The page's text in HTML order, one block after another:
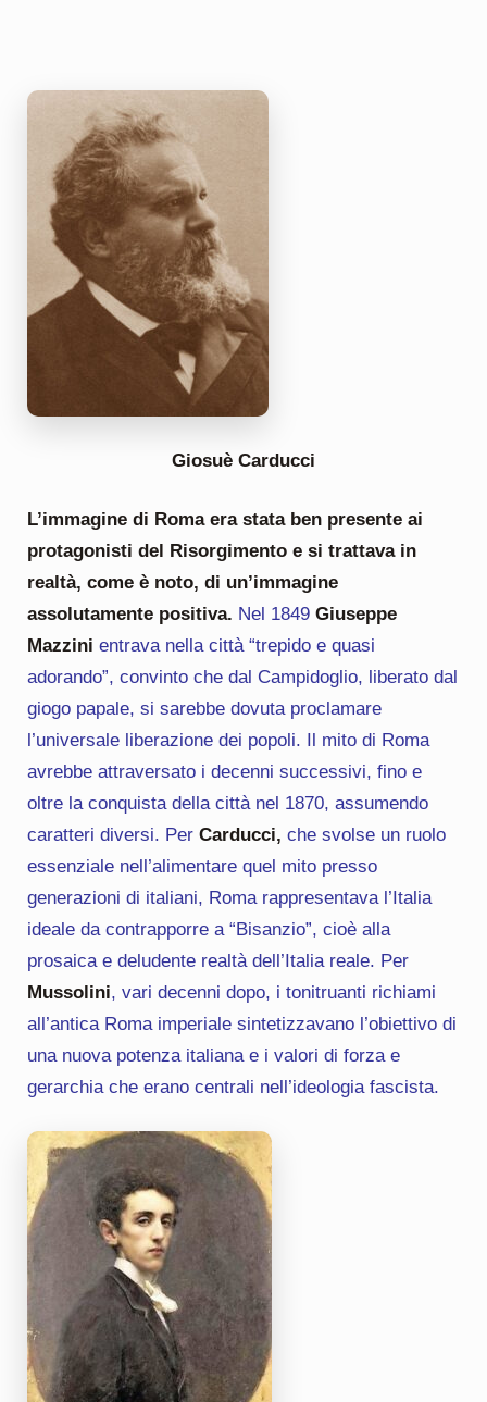
Giosuè Carducci
L’immagine di Roma era stata ben presente ai
protagonisti del Risorgimento e si trattava in
realtà, come è noto, di un’immagine
assolutamente positiva. Nel 1849 Giuseppe
Mazzini entrava nella città “trepido e quasi
adorando”, convinto che dal Campidoglio, liberato dal
giogo papale, si sarebbe dovuta proclamare
l’universale liberazione dei popoli. Il mito di Roma
avrebbe attraversato i decenni successivi, fino e
oltre la conquista della città nel 1870, assumendo
caratteri diversi. Per Carducci, che svolse un ruolo
essenziale nell’alimentare quel mito presso
generazioni di italiani, Roma rappresentava l’Italia
ideale da contrapporre a “Bisanzio”, cioè alla
prosaica e deludente realtà dell’Italia reale. Per
Mussolini, vari decenni dopo, i tonitruanti richiami
all’antica Roma imperiale sintetizzavano l’obiettivo di
una nuova potenza italiana e i valori di forza e
gerarchia che erano centrali nell’ideologia fascista.